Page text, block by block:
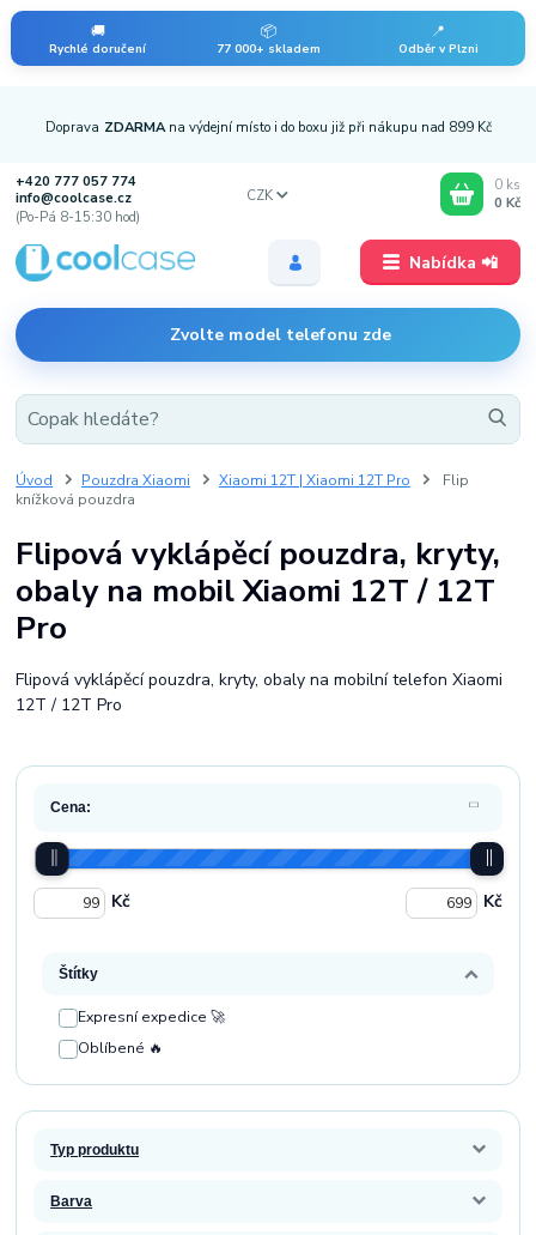
🚚
Rychlé doručení
📦
77 000+ skladem
📍
Odběr v Plzni
Nabídka 📲
Doprava ZDARMA na výdejní místo i do boxu již při nákupu nad 899 Kč
+420 777 057 774
info@coolcase.cz
(Po-Pá 8-15:30 hod)
Zvolte model telefonu zde
CZK
0 ks
0 Kč
Úvod Pouzdra Xiaomi Xiaomi 12T | Xiaomi 12T Pro
Flip
knížková pouzdra
Flipová vyklápěcí pouzdra, kryty,
obaly na mobil Xiaomi 12T / 12T
Pro
Flipová vyklápěcí pouzdra, kryty, obaly na mobilní telefon Xiaomi
12T / 12T Pro
Cena:
Kč Kč
Štítky
Expresní expedice 🚀
Oblíbené 🔥
Typ produktu
Barva